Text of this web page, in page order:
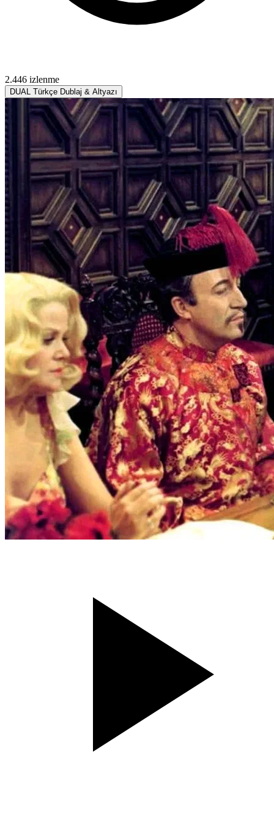
2.446 izlenme
DUAL Türkçe Dublaj & Altyazı